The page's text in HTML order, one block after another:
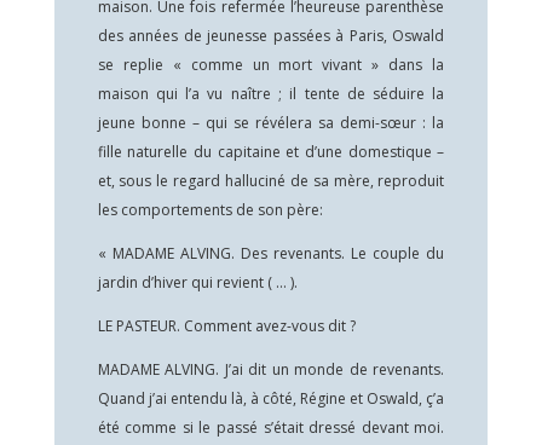
maison. Une fois refermée l’heureuse parenthèse
des années de jeunesse passées à Paris, Oswald
se replie « comme un mort vivant » dans la
maison qui l’a vu naître ; il tente de séduire la
jeune bonne – qui se révélera sa demi-sœur : la
fille naturelle du capitaine et d’une domestique –
et, sous le regard halluciné de sa mère, reproduit
les comportements de son père:
« MADAME ALVING. Des revenants. Le couple du
jardin d’hiver qui revient ( … ).
LE PASTEUR. Comment avez-vous dit ?
MADAME ALVING. J’ai dit un monde de revenants.
Quand j’ai entendu là, à côté, Régine et Oswald, ç’a
été comme si le passé s’était dressé devant moi.